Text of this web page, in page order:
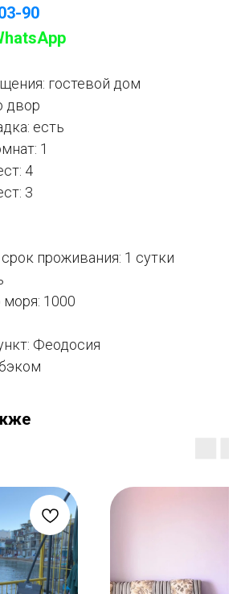
90
гостевой дом
двор
есть
1
4
3
проживания: 1 сутки
1000
Феодосия